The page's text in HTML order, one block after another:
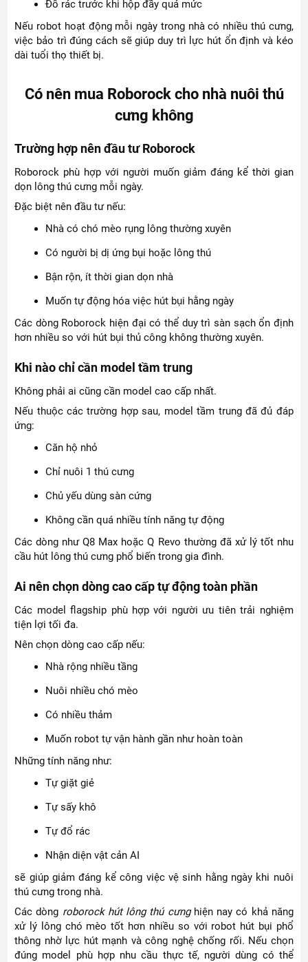
Đổ rác trước khi hộp đầy quá mức
Nếu robot hoạt động mỗi ngày trong nhà có nhiều thú cưng,
việc bảo trì đúng cách sẽ giúp duy trì lực hút ổn định và kéo
dài tuổi thọ thiết bị.
Có nên mua Roborock cho nhà nuôi thú
cưng không
Trường hợp nên đầu tư Roborock
Roborock phù hợp với người muốn giảm đáng kể thời gian
dọn lông thú cưng mỗi ngày.
Đặc biệt nên đầu tư nếu:
Nhà có chó mèo rụng lông thường xuyên
Có người bị dị ứng bụi hoặc lông thú
Bận rộn, ít thời gian dọn nhà
Muốn tự động hóa việc hút bụi hằng ngày
Các dòng Roborock hiện đại có thể duy trì sàn sạch ổn định
hơn nhiều so với hút bụi thủ công không thường xuyên.
Khi nào chỉ cần model tầm trung
Không phải ai cũng cần model cao cấp nhất.
Nếu thuộc các trường hợp sau, model tầm trung đã đủ đáp
ứng:
Căn hộ nhỏ
Chỉ nuôi 1 thú cưng
Chủ yếu dùng sàn cứng
Không cần quá nhiều tính năng tự động
Các dòng như Q8 Max hoặc Q Revo thường đã xử lý tốt nhu
cầu hút lông thú cưng phổ biến trong gia đình.
Ai nên chọn dòng cao cấp tự động toàn phần
Các model flagship phù hợp với người ưu tiên trải nghiệm
tiện lợi tối đa.
Nên chọn dòng cao cấp nếu:
Nhà rộng nhiều tầng
Nuôi nhiều chó mèo
Có nhiều thảm
Muốn robot tự vận hành gần như hoàn toàn
Những tính năng như:
Tự giặt giẻ
Tự sấy khô
Tự đổ rác
Nhận diện vật cản AI
sẽ giúp giảm đáng kể công việc vệ sinh hằng ngày khi nuôi
thú cưng trong nhà.
Các dòng roborock hút lông thú cưnghiện nay có khả năng
xử lý lông chó mèo tốt hơn nhiều so với robot hút bụi phổ
thông nhờ lực hút mạnh và công nghệ chống rối. Nếu chọn
đúng model phù hợp nhu cầu thực tế, người dùng có thể